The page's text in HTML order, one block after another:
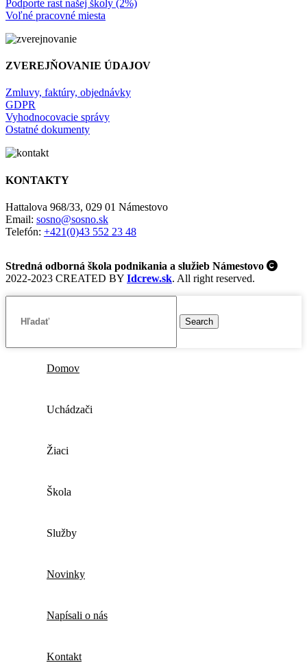
Podporte rast našej školy (2%)
Voľné pracovné miesta
ZVEREJŇOVANIE ÚDAJOV
Zmluvy, faktúry, objednávky
GDPR
Vyhodnocovacie správy
Ostatné dokumenty
KONTAKTY
Hattalova 968/33, 029 01 Námestovo
Email: sosno@sosno.sk
Telefón: +421(0)43 552 23 48
Stredná odborná škola podnikania a služieb Námestovo
2022-2023 CREATED BY Idcrew.sk. All right reserved.
Search
Domov
Uchádzači
Žiaci
Škola
Služby
Novinky
Napísali o nás
Kontakt